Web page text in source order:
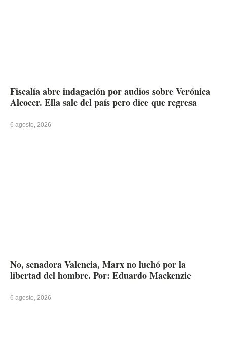
Fiscalía abre indagación por audios sobre Verónica
Alcocer. Ella sale del país pero dice que regresa
6 agosto, 2026
No, senadora Valencia, Marx no luchó por la
libertad del hombre. Por: Eduardo Mackenzie
6 agosto, 2026